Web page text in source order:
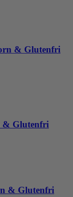
& Glutenfri
& Glutenfri
& Glutenfri